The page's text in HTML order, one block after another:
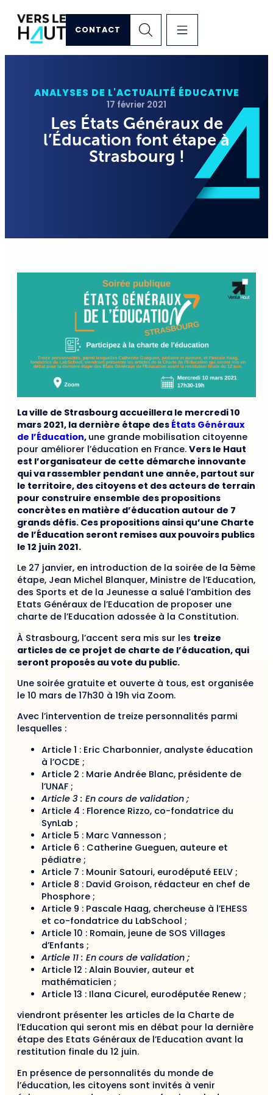
CONTACT
ANALYSES DE L'ACTUALITÉ ÉDUCATIVE
17 février 2021
Les États Généraux de
l’Éducation font étape à
Strasbourg !
La ville de Strasbourg accueillera le mercredi 10
mars 2021, la dernière étape des États Généraux
de l’Éducation, une grande mobilisation citoyenne
pour améliorer l’éducation en France. Vers le Haut
est l’organisateur de cette démarche innovante
qui va rassembler pendant une année, partout sur
le territoire, des citoyens et des acteurs de terrain
pour construire ensemble des propositions
concrètes en matière d’éducation autour de 7
grands défis. Ces propositions ainsi qu’une Charte
de l’Éducation seront remises aux pouvoirs publics
le 12 juin 2021.
Le 27 janvier, en introduction de la soirée de la 5ème
étape, Jean Michel Blanquer, Ministre de l’Education,
des Sports et de la Jeunesse a salué l’ambition des
Etats Généraux de l’Education de proposer une
charte de l’Education adossée à la Constitution.
À Strasbourg, l’accent sera mis sur les treize
articles de ce projet de charte de l’éducation, qui
seront proposés au vote du public.
Une soirée gratuite et ouverte à tous, est organisée
le 10 mars de 17h30 à 19h via Zoom.
Avec l’intervention de treize personnalités parmi
lesquelles :
Article 1 : Eric Charbonnier, analyste éducation
à l’OCDE ;
Article 2 : Marie Andrée Blanc, présidente de
l’UNAF ;
Article 3 : En cours de validation ;
Article 4 : Florence Rizzo, co-fondatrice du
SynLab ;
Article 5 : Marc Vannesson ;
Article 6 : Catherine Gueguen, auteure et
pédiatre ;
Article 7 : Mounir Satouri, eurodéputé EELV ;
Article 8 : David Groison, rédacteur en chef de
Phosphore ;
Article 9 : Pascale Haag, chercheuse à l’EHESS
et co-fondatrice du LabSchool ;
Article 10 : Romain, jeune de SOS Villages
d’Enfants ;
Article 11 : En cours de validation ;
Article 12 : Alain Bouvier, auteur et
mathématicien ;
Article 13 : Ilana Cicurel, eurodéputée Renew ;
viendront présenter les articles de la Charte de
l’Education qui seront mis en débat pour la dernière
étape des Etats Généraux de l’Education avant la
restitution finale du 12 juin.
En présence de personnalités du monde de
l’éducation, les citoyens sont invités à venir